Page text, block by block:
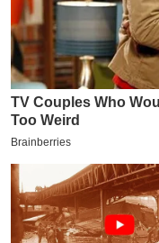
खे
ल
क्रि
के
ट
I
L
2
0